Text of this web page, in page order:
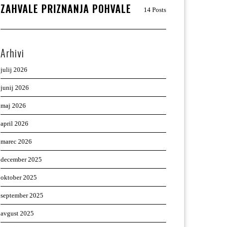
ZAHVALE PRIZNANJA POHVALE 14 Posts
Arhivi
julij 2026
junij 2026
maj 2026
april 2026
marec 2026
december 2025
oktober 2025
september 2025
avgust 2025